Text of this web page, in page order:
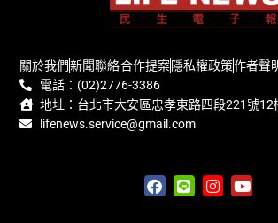
關於我們新聞聯絡合作提案隱私權政策作者聲
電話：(02)2776-3386
地址：台北市大安區忠孝東路四段221號12
lifenews.service@gmail.com